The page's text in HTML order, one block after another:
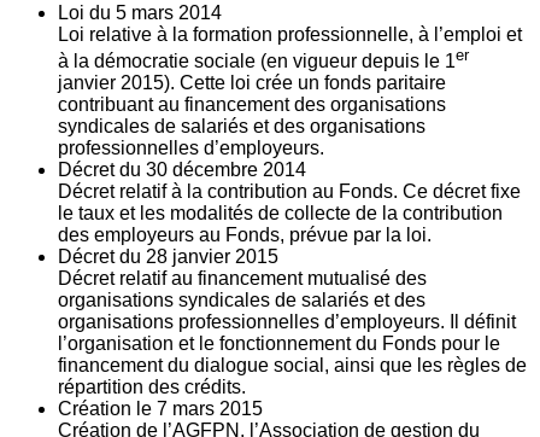
Loi du 5 mars 2014
Loi relative à la formation professionnelle, à l’emploi et
à la démocratie sociale (en vigueur depuis le 1er
janvier 2015). Cette loi crée un fonds paritaire
contribuant au financement des organisations
syndicales de salariés et des organisations
professionnelles d’employeurs.
Décret du 30 décembre 2014
Décret relatif à la contribution au Fonds. Ce décret fixe
le taux et les modalités de collecte de la contribution
des employeurs au Fonds, prévue par la loi.
Décret du 28 janvier 2015
Décret relatif au financement mutualisé des
organisations syndicales de salariés et des
organisations professionnelles d’employeurs. Il définit
l’organisation et le fonctionnement du Fonds pour le
financement du dialogue social, ainsi que les règles de
répartition des crédits.
Création le 7 mars 2015
Création de l’AGFPN, l’Association de gestion du